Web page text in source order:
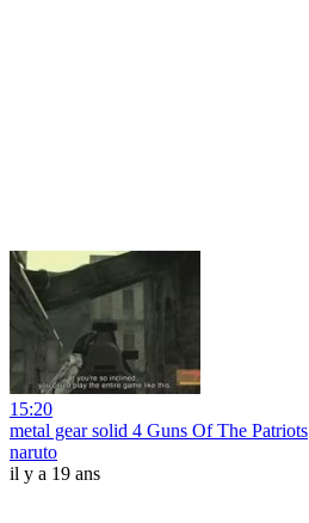
15:20
metal gear solid 4 Guns Of The Patriots
naruto
il y a 19 ans